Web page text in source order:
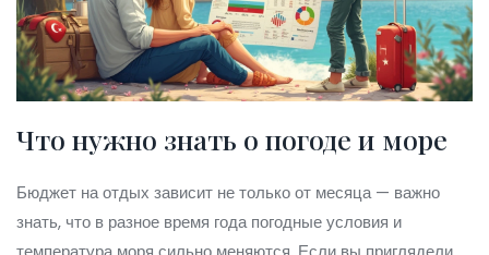
Что нужно знать о погоде и море
Бюджет на отдых зависит не только от месяца — важно
знать, что в разное время года погодные условия и